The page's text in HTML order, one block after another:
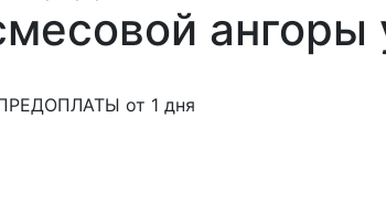
от 1 дня